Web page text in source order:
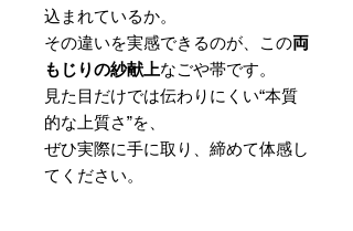
込まれているか。
その違いを実感できるのが、この両
もじりの紗献上なごや帯です。
見た目だけでは伝わりにくい“本質
的な上質さ”を、
ぜひ実際に手に取り、締めて体感し
てください。